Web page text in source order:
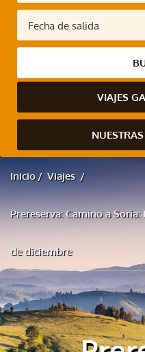
VIAJES
Inicio Viajes
Prereserva: Camino a
de diciembre